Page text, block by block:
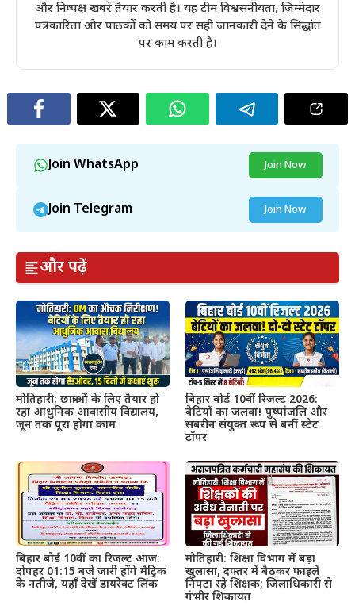
और निष्पक्ष खबरें तैयार करती है। यह टीम विश्वसनीयता, ज़िम्मेदार
पत्रकारिता और पाठकों को समय पर सही जानकारी देने के सिद्धांत
पर काम करती है।
Join WhatsApp Join Now
Join Telegram Join Now
और पढ़ें
मोतिहारी: छात्राओं के लिए तैयार हो
रहा आधुनिक आवासीय विद्यालय,
जून तक पूरा होगा काम
बिहार बोर्ड 10वीं रिजल्ट 2026:
बेटियों का जलवा! पुष्पांजलि और
सबरीन संयुक्त रूप से बनीं स्टेट
टॉपर
बिहार बोर्ड 10वीं का रिजल्ट आज:
दोपहर 01:15 बजे जारी होंगे मैट्रिक
के नतीजे, यहाँ देखें डायरेक्ट लिंक
मोतिहारी: शिक्षा विभाग में बड़ा
खुलासा, दफ्तर में बैठकर फाइलें
निपटा रहे शिक्षक; जिलाधिकारी से
गंभीर शिकायत